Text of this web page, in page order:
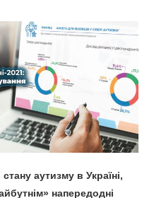
аутизму в Україні,
напередодні